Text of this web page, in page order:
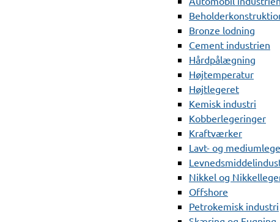
Bronze lodning
Cement industrien
Hårdpålægning
Højtemperatur
Højtlegeret
Kemisk industri
Kobberlegeringer
Kraftværker
Lavt- og
Nikkel og
Offshore
Petrokemisk industri